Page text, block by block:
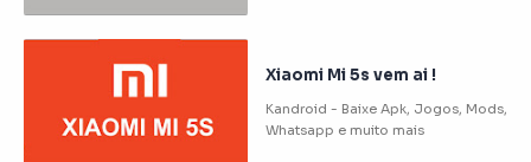
Xiaomi Mi 5s vem ai !